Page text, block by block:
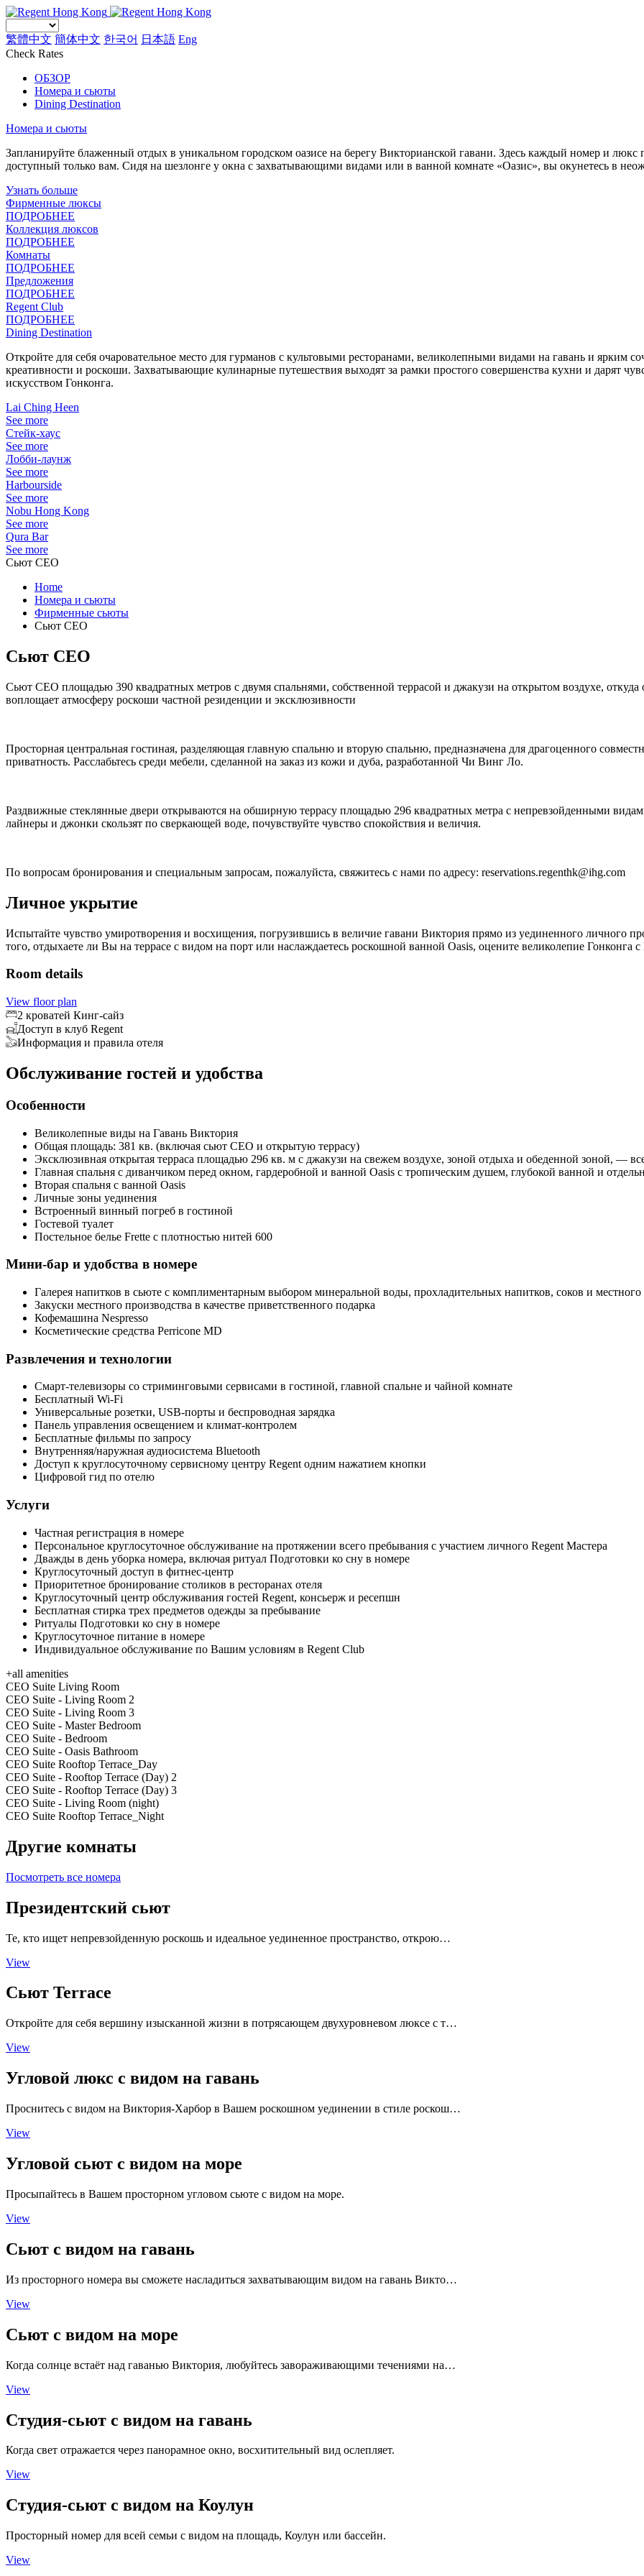
繁體中文 簡体中文 한국어 日本語 Eng
Check Rates
ОБЗОР
Номера и сьюты
Dining Destination
Номера и сьюты
Запланируйте блаженный отдых в уникальном городском оазисе на берегу Викторианской гавани. Здесь каждый номер и
доступный только вам. Сидя на шезлонге у окна с захватывающими видами или в ванной комнате «Оазис», вы окунетесь в
Узнать больше
Фирменные люксы
ПОДРОБНЕЕ
Коллекция люксов
ПОДРОБНЕЕ
Комнаты
ПОДРОБНЕЕ
Предложения
ПОДРОБНЕЕ
Regent Club
ПОДРОБНЕЕ
Dining Destination
Откройте для себя очаровательное место для гурманов с культовыми ресторанами, великолепными видами на гавань и ярким
креативности и роскоши. Захватывающие кулинарные путешествия выходят за рамки простого совершенства кухни и дарят
искусством Гонконга.
Lai Ching Heen
See more
Стейк-хаус
See more
Лобби-лаунж
See more
Harbourside
See more
Nobu Hong Kong
See more
Qura Bar
See more
Сьют CEO
Home
Номера и сьюты
Фирменные сьюты
Сьют CEO
Сьют CEO
Сьют CEO площадью 390 квадратных метров с двумя спальнями, собственной террасой и джакузи на открытом воздухе,
воплощает атмосферу роскоши частной резиденции и эксклюзивности
Просторная центральная гостиная, разделяющая главную спальню и вторую спальню, предназначена для драгоценного
приватность. Расслабьтесь среди мебели, сделанной на заказ из кожи и дуба, разработанной Чи Винг Ло.
Раздвижные стеклянные двери открываются на обширную террасу площадью 296 квадратных метра с непревзойденными
лайнеры и джонки скользят по сверкающей воде, почувствуйте чувство спокойствия и величия.
По вопросам бронирования и специальным запросам, пожалуйста, свяжитесь с нами по адресу: reservations.regenthk@ihg.com
Личное укрытие
Испытайте чувство умиротворения и восхищения, погрузившись в величие гавани Виктория прямо из уединенного личного
того, отдыхаете ли Вы на террасе с видом на порт или наслаждаетесь роскошной ванной Oasis, оцените великолепие Гонконга
Room details
View floor plan
2 кроватей Кинг-сайз
Доступ в клуб Regent
Информация и правила отеля
Обслуживание гостей и удобства
Особенности
Великолепные виды на Гавань Виктория
Общая площадь: 381 кв. (включая сьют CEO и открытую террасу)
Эксклюзивная открытая терраса площадью 296 кв. м с джакузи на свежем воздухе, зоной отдыха и обеденной зоной, —
Главная спальня с диванчиком перед окном, гардеробной и ванной Oasis с тропическим душем, глубокой ванной и
Вторая спальня с ванной Oasis
Личные зоны уединения
Встроенный винный погреб в гостиной
Гостевой туалет
Постельное белье Frette с плотностью нитей 600
Мини-бар и удобства в номере
Галерея напитков в сьюте с комплиментарным выбором минеральной воды, прохладительных напитков, соков и местного
Закуски местного производства в качестве приветственного подарка
Кофемашина Nespresso
Косметические средства Perricone MD
Развлечения и технологии
Смарт-телевизоры со стриминговыми сервисами в гостиной, главной спальне и чайной комнате
Бесплатный Wi-Fi
Универсальные розетки, USB-порты и беспроводная зарядка
Панель управления освещением и климат-контролем
Бесплатные фильмы по запросу
Внутренняя/наружная аудиосистема Bluetooth
Доступ к круглосуточному сервисному центру Regent одним нажатием кнопки
Цифровой гид по отелю
Услуги
Частная регистрация в номере
Персональное круглосуточное обслуживание на протяжении всего пребывания с участием личного Regent Мастера
Дважды в день уборка номера, включая ритуал Подготовки ко сну в номере
Круглосуточный доступ в фитнес-центр
Приоритетное бронирование столиков в ресторанах отеля
Круглосуточный центр обслуживания гостей Regent, консьерж и ресепшн
Бесплатная стирка трех предметов одежды за пребывание
Ритуалы Подготовки ко сну в номере
Круглосуточное питание в номере
Индивидуальное обслуживание по Вашим условиям в Regent Club
+all amenities
CEO Suite Living Room
CEO Suite - Living Room 2
CEO Suite - Living Room 3
CEO Suite - Master Bedroom
CEO Suite - Bedroom
CEO Suite - Oasis Bathroom
CEO Suite Rooftop Terrace_Day
CEO Suite - Rooftop Terrace (Day) 2
CEO Suite - Rooftop Terrace (Day) 3
CEO Suite - Living Room (night)
CEO Suite Rooftop Terrace_Night
Другие комнаты
Посмотреть все номера
Президентский сьют
Те, кто ищет непревзойденную роскошь и идеальное уединенное пространство, открою…
View
Сьют Terrace
Откройте для себя вершину изысканной жизни в потрясающем двухуровневом люксе с т…
View
Угловой люкс с видом на гавань
Проснитесь с видом на Виктория-Харбор в Вашем роскошном уединении в стиле роскош…
View
Угловой сьют с видом на море
Просыпайтесь в Вашем просторном угловом сьюте с видом на море.
View
Сьют с видом на гавань
Из просторного номера вы сможете насладиться захватывающим видом на гавань Викто…
View
Сьют с видом на море
Когда солнце встаёт над гаванью Виктория, любуйтесь завораживающими течениями на…
View
Студия-сьют с видом на гавань
Когда свет отражается через панорамное окно, восхитительный вид ослепляет.
View
Студия-сьют с видом на Коулун
Просторный номер для всей семьи с видом на площадь, Коулун или бассейн.
View